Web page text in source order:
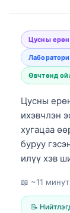
Цусны
Өвчтөнд
Цусны
ихэвчлэн
хугацаа
буруу
илүү хэв
📖 ~11 минут
📝